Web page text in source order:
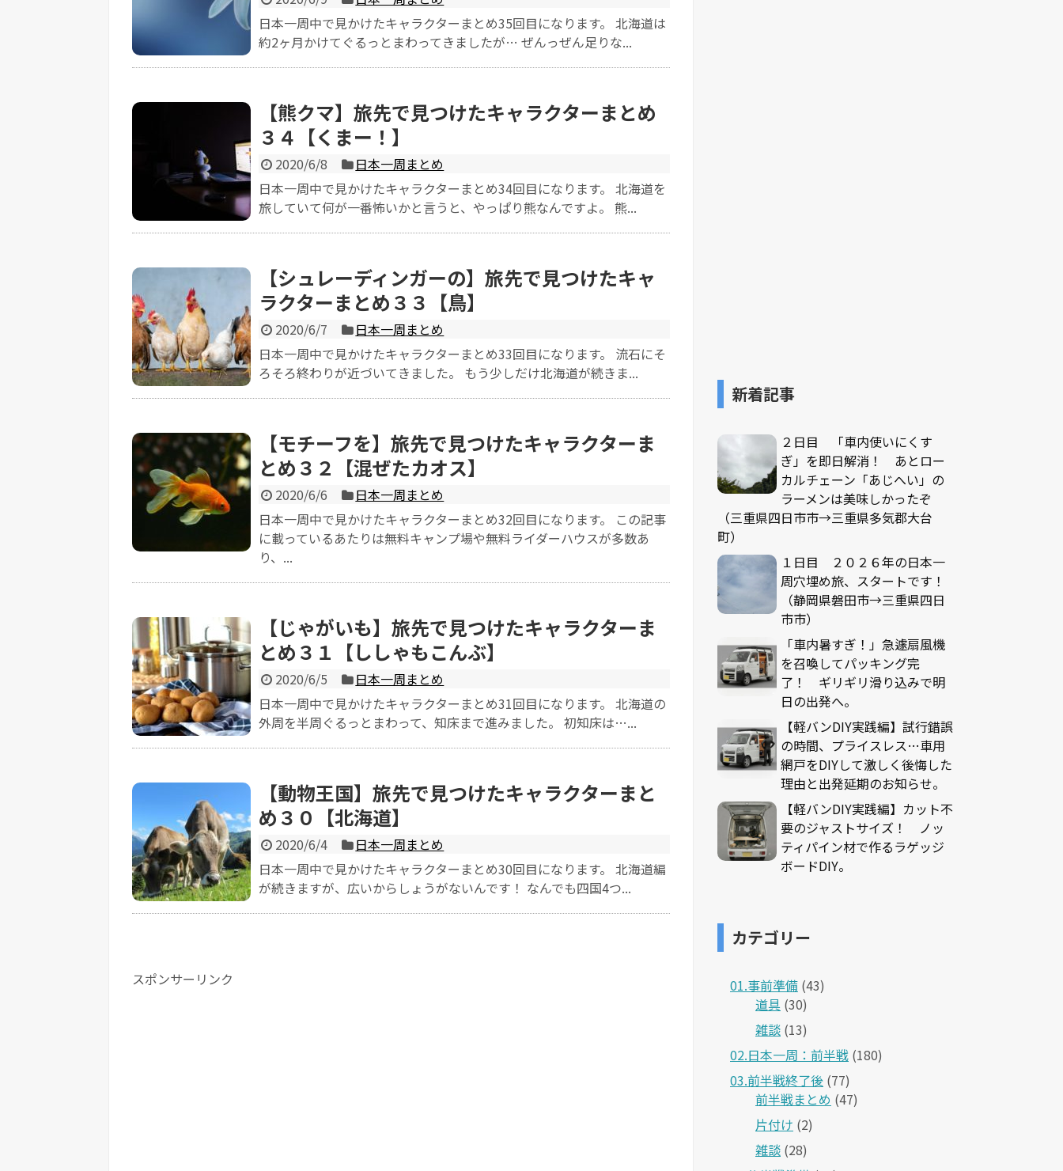
日本一周中で見かけたキャラクターまとめ35回目になります。 北海道は
約2ヶ月かけてぐるっとまわってきましたが… ぜんっぜん足りな...
【熊クマ】旅先で見つけたキャラクターまとめ
３４【くまー！】
2020/6/8
日本一周まとめ
日本一周中で見かけたキャラクターまとめ34回目になります。 北海道を
旅していて何が一番怖いかと言うと、やっぱり熊なんですよ。 熊...
【シュレーディンガーの】旅先で見つけたキャ
ラクターまとめ３３【鳥】
2020/6/7
日本一周まとめ
日本一周中で見かけたキャラクターまとめ33回目になります。 流石にそ
ろそろ終わりが近づいてきました。 もう少しだけ北海道が続きま...
【モチーフを】旅先で見つけたキャラクターま
とめ３２【混ぜたカオス】
2020/6/6
日本一周まとめ
日本一周中で見かけたキャラクターまとめ32回目になります。 この記事
に載っているあたりは無料キャンプ場や無料ライダーハウスが多数あ
り、...
【じゃがいも】旅先で見つけたキャラクターま
とめ３１【ししゃもこんぶ】
2020/6/5
日本一周まとめ
日本一周中で見かけたキャラクターまとめ31回目になります。 北海道の
外周を半周ぐるっとまわって、知床まで進みました。 初知床は…...
【動物王国】旅先で見つけたキャラクターまと
め３０【北海道】
2020/6/4
日本一周まとめ
日本一周中で見かけたキャラクターまとめ30回目になります。 北海道編
が続きますが、広いからしょうがないんです！ なんでも四国4つ...
スポンサーリンク
新着記事
２日目 「車内使いにくす
ぎ」を即日解消！ あとロー
カルチェーン「あじへい」の
ラーメンは美味しかったぞ
（三重県四日市市→三重県多気郡大台
町）
１日目 ２０２６年の日本一
周穴埋め旅、スタートです！
（静岡県磐田市→三重県四日
市市）
「車内暑すぎ！」急遽扇風機
を召喚してパッキング完
了！ ギリギリ滑り込みで明
日の出発へ。
【軽バンDIY実践編】試行錯誤
の時間、プライスレス…車用
網戸をDIYして激しく後悔した
理由と出発延期のお知らせ。
【軽バンDIY実践編】カット不
要のジャストサイズ！ ノッ
ティパイン材で作るラゲッジ
ボードDIY。
カテゴリー
01.事前準備 (43)
道具 (30)
雑談 (13)
02.日本一周：前半戦 (180)
03.前半戦終了後 (77)
前半戦まとめ (47)
片付け (2)
雑談 (28)